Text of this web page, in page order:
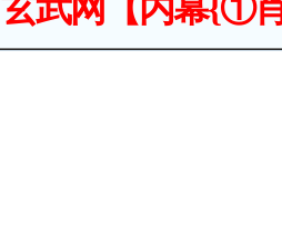
玄武网【内幕{①